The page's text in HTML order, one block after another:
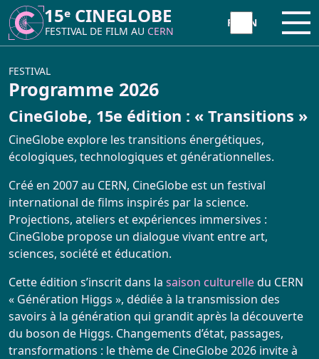
15ᵉ CINEGLOBE
FESTIVAL DE FILM AUCERN
FESTIVAL
Programme 2026
CineGlobe, 15e édition : « Transitions »
CineGlobe explore les transitions énergétiques,
écologiques, technologiques et générationnelles.
Créé en 2007 au CERN, CineGlobe est un festival
international de films inspirés par la science.
Projections, ateliers et expériences immersives :
CineGlobe propose un dialogue vivant entre art,
sciences, société et éducation.
Cette édition s’inscrit dans la saison culturelledu CERN
« Génération Higgs », dédiée à la transmission des
savoirs à la génération qui grandit après la découverte
du boson de Higgs. Changements d’état, passages,
transformations : le thème de CineGlobe 2026 invite à
15ᵉ CINEGLOBE
FESTIVAL DE FILM AUCERN
CineGlobe ?
Partenaires
Newsletter
Contact
INITIATIVE
Atelier Animation Moviola
Atelier Tetra Pak Camera
Cinema Caravane
Minima Cinema
FESTIVAL
Programme 2026
CineGlobe 2026 – Photo Album
Retour sur la 15ème édition
Infos Pratiques